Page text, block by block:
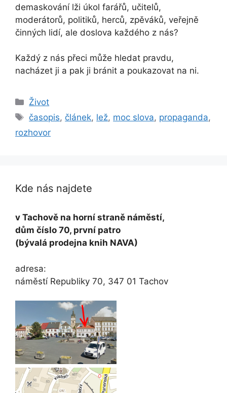
demaskování lži úkol farářů, učitelů,
moderátorů, politiků, herců, zpěváků, veřejně
činných lidí, ale doslova každého z nás?
Každý z nás přeci může hledat pravdu,
nacházet ji a pak ji bránit a poukazovat na ni.
Rubriky
Život
Štítky
časopis, článek, lež, moc slova, propaganda,
rozhovor
Kde nás najdete
v Tachově na horní straně náměstí,
dům číslo 70, první patro
(bývalá prodejna knih NAVA)
adresa:
náměstí Republiky 70, 347 01 Tachov